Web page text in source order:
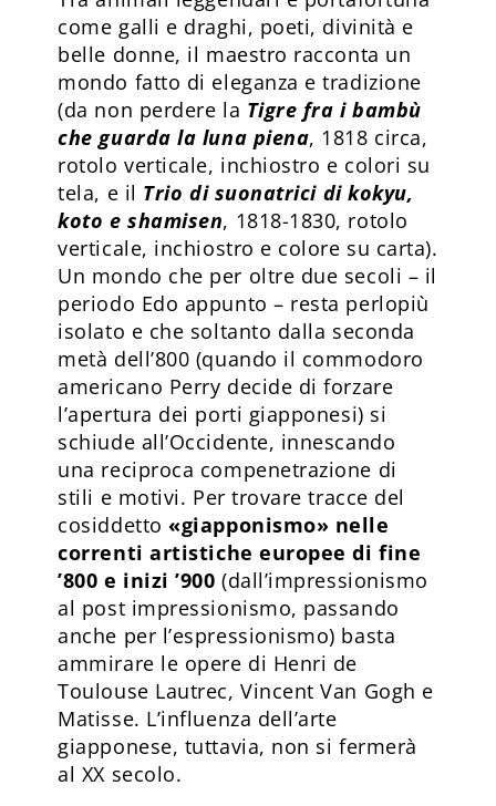
come galli e draghi, poeti, divinità e
belle donne, il maestro racconta un
mondo fatto di eleganza e tradizione
(da non perdere la Tigre fra i bambù
che guarda la luna piena, 1818 circa,
rotolo verticale, inchiostro e colori su
tela, e il Trio di suonatrici di kokyu,
koto e shamisen, 1818-1830, rotolo
verticale, inchiostro e colore su carta).
Un mondo che per oltre due secoli – il
periodo Edo appunto – resta perlopiù
isolato e che soltanto dalla secon­da
metà dell’800 (quando il commodoro
americano Perry decide di forzare
l’apertura dei porti giapponesi) si
schiude all’Occidente, innescando
una reciproca compenetrazione di
stili e motivi. Per trovare tracce del
cosiddetto «giapponismo» nelle
correnti artistiche europee di fine
’800 e inizi ’900 (dall’impressionismo
al post impressionismo, passando
anche per l’espressionismo) basta
ammirare le opere di Henri de
Toulouse Lautrec, Vincent Van Gogh e
Matisse. L’influenza dell’arte
giapponese, tuttavia, non si fermerà
al XX secolo.